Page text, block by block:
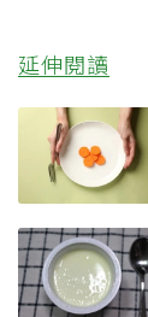
延伸閱讀